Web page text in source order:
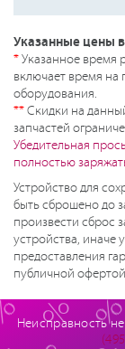
Указанные цены
*Указанное время
включает время на
оборудования.
**Скидки на
запчастей
Убедительная
полностью
Устройство для
быть сброшено до
произвести сброс
устройства, иначе
предоставления
публичной
Неисправность